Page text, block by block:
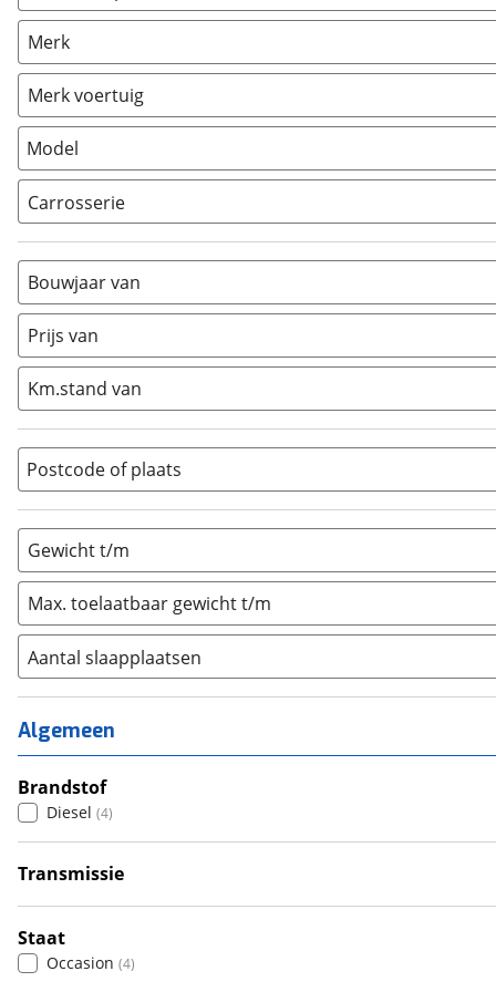
Camper (4)
Caravan
Vouwwagen
Merk
Merk voertuig
Model
Carrosserie
Alkoof (0)
Busmodel
Caravan (0)
Half-integraal
Integraal (0)
Opzetunit (0
Vouwwagen (0)
Bouwjaar van
Prijs van
Km.stand van
Postcode of plaats
Gewicht t/m
Max. toelaatbaar gewicht t/m
Aantal slaapplaatsen
1 (0)
2 (2)
3 (1)
4 (1)
5 (0)
6+ (0)
Algemeen
Brandstof
Diesel (4)
Transmissie
Staat
Occasion (4)